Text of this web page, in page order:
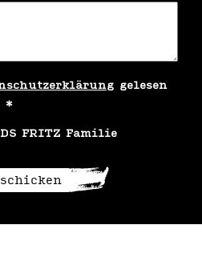
gelesen
*
FRITZ Familie